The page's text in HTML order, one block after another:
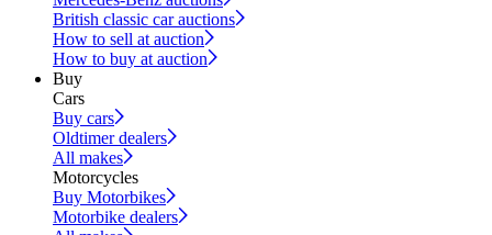
British classic car auctions
How to sell at auction
How to buy at auction
Buy
Cars
Buy cars
Oldtimer dealers
All makes
Motorcycles
Buy Motorbikes
Motorbike dealers